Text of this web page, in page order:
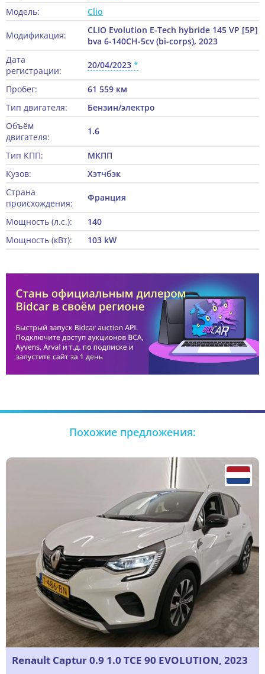
Модель:
Clio
Модификация:
CLIO Evolution E-Tech hybride 145 VP [5P]
bva 6-140CH-5cv (bi-corps), 2023
Дата
регистрации:
20/04/2023
Пробег:
61 559 км
Тип двигателя:
Бензин/электро
Объём
двигателя:
1.6
Тип КПП:
МКПП
Кузов:
Хэтчбэк
Страна
происхождения:
Франция
Мощность (л.с.):
140
Мощность (кВт):
103 kW
Похожие предложения:
Renault Captur 0.9 1.0 TCE 90 EVOLUTION, 2023